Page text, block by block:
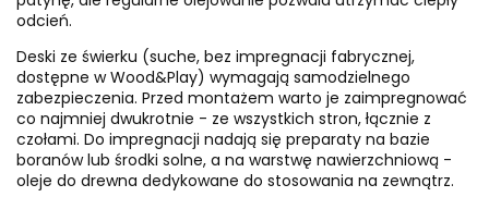
odcień.
Deski ze świerku (suche, bez impregnacji fabrycznej,
dostępne w Wood&Play) wymagają samodzielnego
zabezpieczenia. Przed montażem warto je zaimpregnować
co najmniej dwukrotnie - ze wszystkich stron, łącznie z
czołami. Do impregnacji nadają się preparaty na bazie
boranów lub środki solne, a na warstwę nawierzchniową -
oleje do drewna dedykowane do stosowania na zewnątrz.